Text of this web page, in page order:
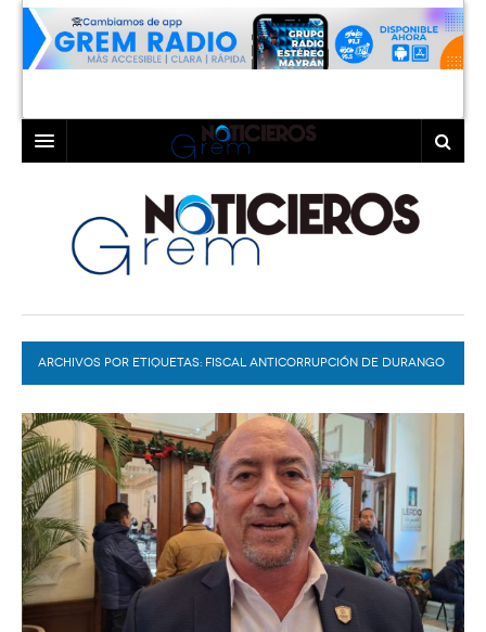
LAGUNA
TORREÓN
GÓMEZ PALACIO
LERDO
COAHUILA
DURANGO
DEPORTES
EXA
EL EXACTO
EXA INFORMA
GLOBO
CONTEXTOS
TRAYECTO LAGUNA
DIÁLOGOS CON LA HISTORIA
TWEETS AND BEATS
COLABORADORES
ACTUALIDADES GREM
ARCHIVOS POR ETIQUETAS: FISCAL ANTICORRUPCIÓN DE DURANGO